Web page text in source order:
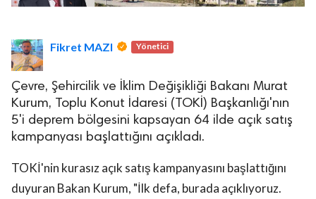
Fikret MAZI Yönetici
Çevre, Şehircilik ve İklim Değişikliği Bakanı Murat
Kurum, Toplu Konut İdaresi (TOKİ) Başkanlığı'nın
5'i deprem bölgesini kapsayan 64 ilde açık satış
kampanyası başlattığını açıkladı.
TOKİ'nin kurasız açık satış kampanyasını başlattığını
duyuran Bakan Kurum, "İlk defa, burada açıklıyoruz.